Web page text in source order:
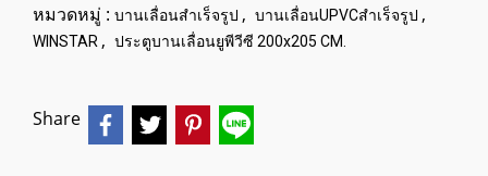
หมวดหมู่ : บานเลื่อนสำเร็จรูป , บานเลื่อนUPVCสำเร็จรูป ,
WINSTAR , ประตูบานเลื่อนยูพีวีซี 200x205 CM.
Share